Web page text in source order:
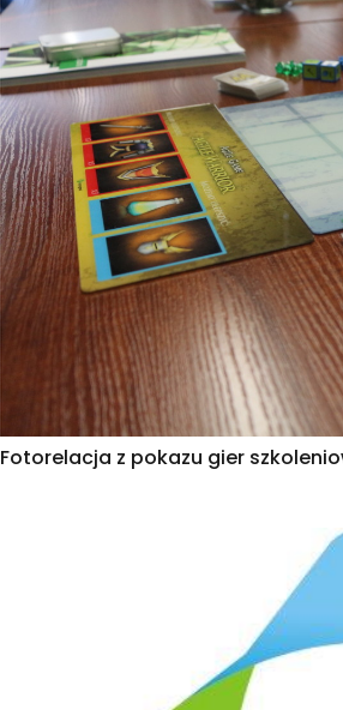
Fotorelacja z pokazu gier